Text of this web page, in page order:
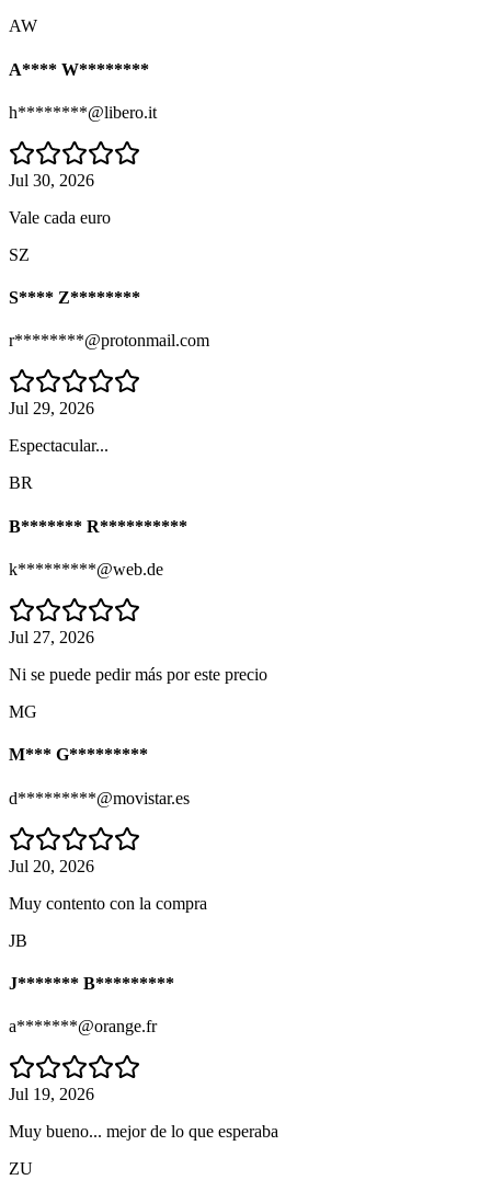
AW
A**** W********
h********@libero.it
Jul 30, 2026
Vale cada euro
SZ
S**** Z********
r********@protonmail.com
Jul 29, 2026
Espectacular...
BR
B******* R**********
k*********@web.de
Jul 27, 2026
Ni se puede pedir más por este precio
MG
M*** G*********
d*********@movistar.es
Jul 20, 2026
Muy contento con la compra
JB
J******* B*********
a*******@orange.fr
Jul 19, 2026
Muy bueno... mejor de lo que esperaba
ZU